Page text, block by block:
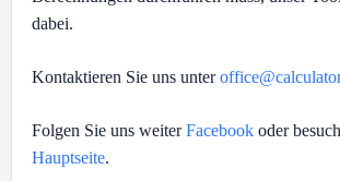
dabei.
Kontaktieren Sie uns unter
Folgen Sie uns weiterFacebook oder
Hauptseite.